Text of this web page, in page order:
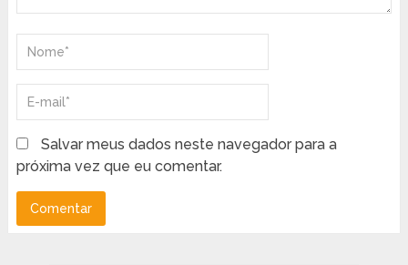
Salvar meus dados neste navegador para a
próxima vez que eu comentar.